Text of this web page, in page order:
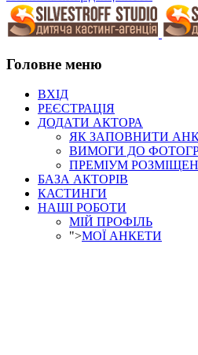
Головне меню
ВХІД
РЕЄСТРАЦІЯ
ДОДАТИ АКТОРА
ЯК ЗАПОВНИТИ
ВИМОГИ ДО
ПРЕМІУМ
БАЗА АКТОРІВ
КАСТИНГИ
НАШІ РОБОТИ
МІЙ ПРОФІЛЬ
">МОЇ АНКЕТИ